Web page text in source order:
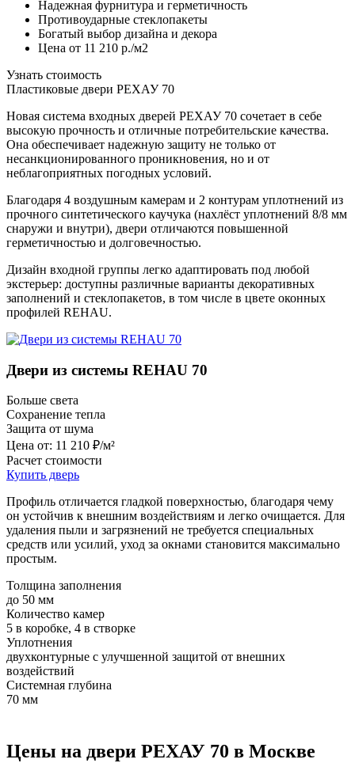
Надежная фурнитура и герметичность
Противоударные стеклопакеты
Богатый выбор дизайна и декора
Цена от 11 210 р./м2
Узнать стоимость
Пластиковые двери РЕХАУ 70
Новая система входных дверей РЕХАУ 70 сочетает в себе
высокую прочность и отличные потребительские качества.
Она обеспечивает надежную защиту не только от
несанкционированного проникновения, но и от
неблагоприятных погодных условий.
Благодаря 4 воздушным камерам и 2 контурам уплотнений из
прочного синтетического каучука (нахлёст уплотнений 8/8 мм
снаружи и внутри), двери отличаются повышенной
герметичностью и долговечностью.
Дизайн входной группы легко адаптировать под любой
экстерьер: доступны различные варианты декоративных
заполнений и стеклопакетов, в том числе в цвете оконных
профилей REHAU.
Двери из системы REHAU 70
Больше света
Сохранение тепла
Защита от шума
Цена от: 11 210 ₽/м²
Расчет стоимости
Купить дверь
Профиль отличается гладкой поверхностью, благодаря чему
он устойчив к внешним воздействиям и легко очищается. Для
удаления пыли и загрязнений не требуется специальных
средств или усилий, уход за окнами становится максимально
простым.
Толщина заполнения
до 50 мм
Количество камер
5 в коробке, 4 в створке
Уплотнения
двухконтурные с улучшенной защитой от внешних
воздействий
Системная глубина
70 мм
Цены на двери РЕХАУ 70 в Москве